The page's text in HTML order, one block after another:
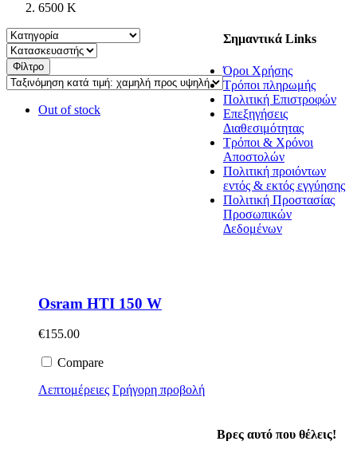
6500 K
Φίλτρο
Out of stock
Osram HTI 150 W
€155.00
Compare
Λεπτομέρειες Γρήγορη προβολή
Βρες αυτό που θέλεις!
Σημαντικά Links
Όροι Χρήσης
Τρόποι πληρωμής
Πολιτική Επιστροφών
Επεξηγήσεις
Διαθεσιμότητας
Τρόποι & Χρόνοι
Αποστολών
Πολιτική προιόντων
εντός & εκτός εγγύησης
Πολιτική Προστασίας
Προσωπικών
Δεδομένων